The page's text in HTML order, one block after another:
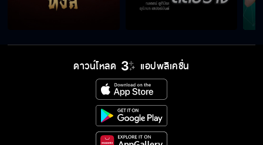
ดาวน์โหลด แอปพลิเคชั่น